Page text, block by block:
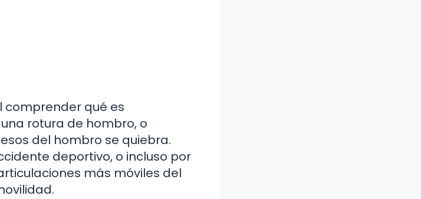
comprender qué es
rotura de hombro, o
del hombro se quiebra.
deportivo, o incluso por
más móviles del